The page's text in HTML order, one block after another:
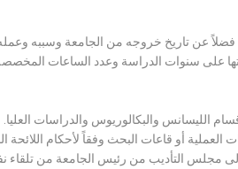
عن تاريخ خروجه من الجامعة وسببه
على سنوات الدراسة وعدد الساعات
الليسانس والبكالوريوس والدراسات العليا.
أو قاعات البحث وفقاً لأحكام اللائحة
مجلس التأديب من رئيس الجامعة من تلقاء